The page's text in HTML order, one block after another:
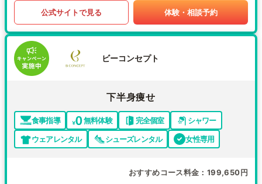
公式サイトで見る 体験・相談予約
ビーコンセプト
下半身痩せ
食事指導 無料体験 完全個室
シャワー
ウェアレンタル
シューズレンタル 女性専用
おすすめコース料金 199,650円